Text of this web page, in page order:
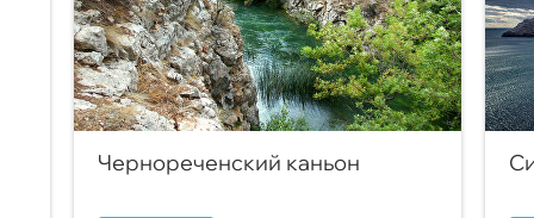
Чернореченский каньон